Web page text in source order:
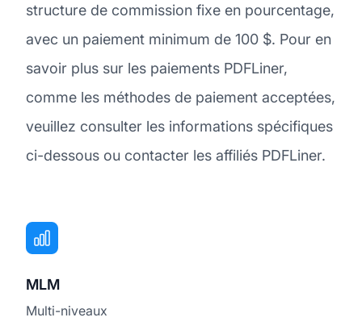
structure de commission fixe en pourcentage,
avec un paiement minimum de 100 $. Pour en
savoir plus sur les paiements PDFLiner,
comme les méthodes de paiement acceptées,
veuillez consulter les informations spécifiques
ci-dessous ou contacter les affiliés PDFLiner.
MLM
Multi-niveaux